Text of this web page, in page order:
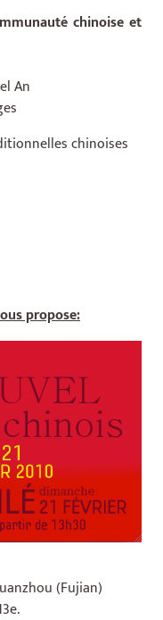
chinoise et
An
chinoises
propose:
(Fujian)